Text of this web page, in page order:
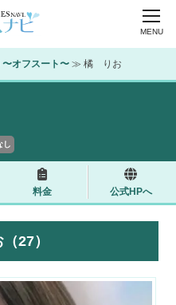
MENU
オフスート〜 ≫ 橘　りお
し
料金 公式HPへ
27）